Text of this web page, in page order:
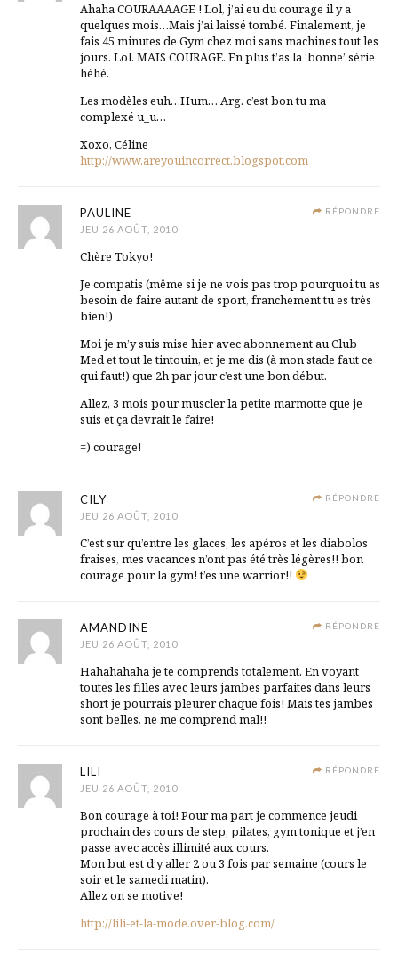
Ahaha COURAAAAGE ! Lol, j’ai eu du courage il y a
quelques mois…Mais j’ai laissé tombé. Finalement, je
fais 45 minutes de Gym chez moi sans machines tout les
jours. Lol. MAIS COURAGE. En plus t’as la ‘bonne’ série
héhé.
Les modèles euh…Hum… Arg. c’est bon tu ma
complexé u_u…
Xoxo, Céline
http://www.areyouincorrect.blogspot.com
RÉPONDRE
PAULINE
JEU 26 AOÛT, 2010
Chère Tokyo!
Je compatis (même si je ne vois pas trop pourquoi tu as
besoin de faire autant de sport, franchement tu es très
bien!)
Moi je m’y suis mise hier avec abonnement au Club
Med et tout le tintouin, et je me dis (à mon stade faut ce
qui faut!) que 2h par jour c’est une bon début.
Allez, 3 mois pour muscler la petite marmotte que je
suis et ça devrait le faire!
=) courage!
RÉPONDRE
CILY
JEU 26 AOÛT, 2010
C’est sur qu’entre les glaces, les apéros et les diabolos
fraises, mes vacances n’ont pas été très légères!! bon
courage pour la gym! t’es une warrior!!
RÉPONDRE
AMANDINE
JEU 26 AOÛT, 2010
Hahahahaha je te comprends totalement. En voyant
toutes les filles avec leurs jambes parfaites dans leurs
short je pourrais pleurer chaque fois! Mais tes jambes
sont belles, ne me comprend mal!!
RÉPONDRE
LILI
JEU 26 AOÛT, 2010
Bon courage à toi! Pour ma part je commence jeudi
prochain des cours de step, pilates, gym tonique et j’en
passe avec accès illimité aux cours.
Mon but est d’y aller 2 ou 3 fois par semaine (cours le
soir et le samedi matin).
Allez on se motive!
http://lili-et-la-mode.over-blog.com/